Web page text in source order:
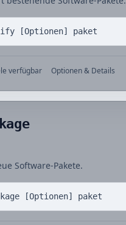
[Optionen] paket
verfügbar Optionen & Details
Software-Pakete.
[Optionen] paket